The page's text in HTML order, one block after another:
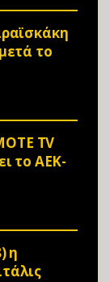
το
TV
το ΑΕΚ-
η